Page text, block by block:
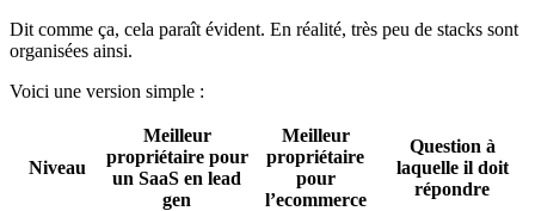
Dit comme ça, cela paraît évident. En réalité, très peu de stacks sont
organisées ainsi.
Voici une version simple :
Niveau
Meilleur
propriétaire pour
un SaaS en lead
gen
Meilleur
propriétaire
pour
l’ecommerce
Question à
laquelle il doit
répondre